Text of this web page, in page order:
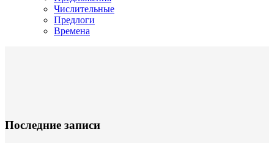
Числительные
Предлоги
Времена
Последние записи